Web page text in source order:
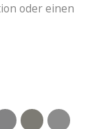
oder einen